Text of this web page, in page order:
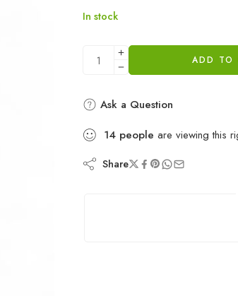
In stock
ADD TO
Ask a Question
14 people are viewing this
Share